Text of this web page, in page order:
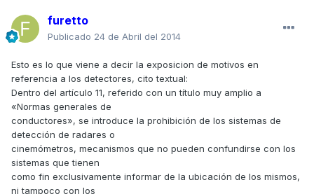
furetto
Publicado 24 de Abril del 2014
Esto es lo que viene a decir la exposicion de motivos en
referencia a los detectores, cito textual:
Dentro del artículo 11, referido con un título muy amplio a
«Normas generales de
conductores», se introduce la prohibición de los sistemas de
detección de radares o
cinemómetros, mecanismos que no pueden confundirse con los
sistemas que tienen
como fin exclusivamente informar de la ubicación de los mismos,
ni tampoco con los